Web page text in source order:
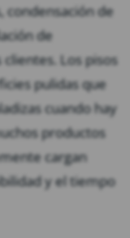
condensación de
de
Los pisos
pulidas que
cuando hay
productos
cargan
y el tiempo